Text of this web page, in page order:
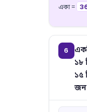
একা =
6
১৮
১৫
জন